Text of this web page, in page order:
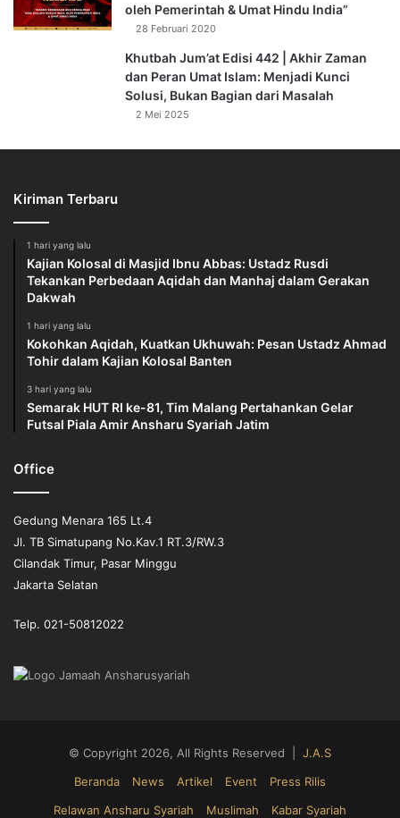
oleh Pemerintah & Umat Hindu India”
28 Februari 2020
Khutbah Jum’at Edisi 442 | Akhir Zaman
dan Peran Umat Islam: Menjadi Kunci
Solusi, Bukan Bagian dari Masalah
2 Mei 2025
Kiriman Terbaru
1 hari yang lalu
Kajian Kolosal di Masjid Ibnu Abbas: Ustadz Rusdi
Tekankan Perbedaan Aqidah dan Manhaj dalam Gerakan
Dakwah
1 hari yang lalu
Kokohkan Aqidah, Kuatkan Ukhuwah: Pesan Ustadz Ahmad
Tohir dalam Kajian Kolosal Banten
3 hari yang lalu
Semarak HUT RI ke-81, Tim Malang Pertahankan Gelar
Futsal Piala Amir Ansharu Syariah Jatim
Office
Gedung Menara 165 Lt.4
Jl. TB Simatupang No.Kav.1 RT.3/RW.3
Cilandak Timur, Pasar Minggu
Jakarta Selatan
Telp. 021-50812022
© Copyright 2026, All Rights Reserved | J.A.S
Beranda
News Artikel Event
Press Rilis
Relawan Ansharu Syariah
Muslimah Kabar Syariah